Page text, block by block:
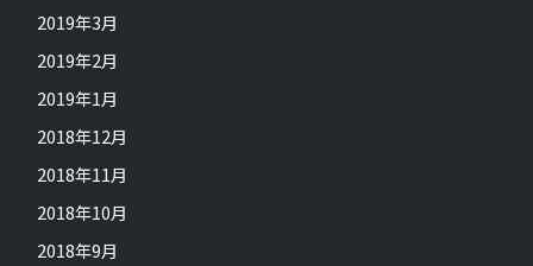
2019年3月
2019年2月
2019年1月
2018年12月
2018年11月
2018年10月
2018年9月